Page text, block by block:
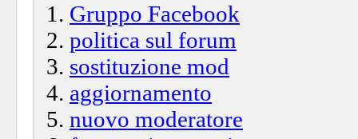
Gruppo Facebook
politica sul forum
sostituzione mod
aggiornamento
nuovo moderatore